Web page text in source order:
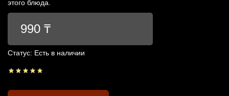
этого блюда.
990 ₸
Статус: Есть в наличии